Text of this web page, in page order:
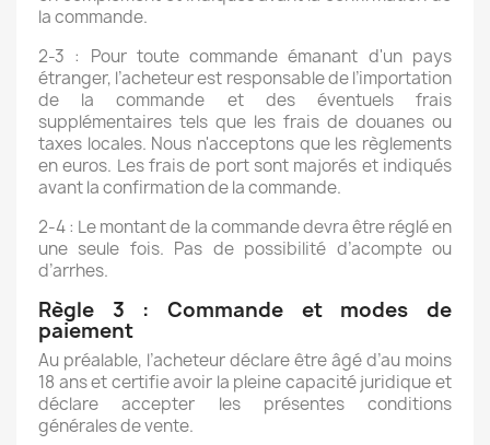
la commande.
2-3 : Pour toute commande émanant d'un pays
étranger, l’acheteur est responsable de l’importation
de la commande et des éventuels frais
supplémentaires tels que les frais de douanes ou
taxes locales. Nous n'acceptons que les règlements
en euros. Les frais de port sont majorés et indiqués
avant la confirmation de la commande.
2-4 : Le montant de la commande devra être réglé en
une seule fois. Pas de possibilité d’acompte ou
d’arrhes.
Règle 3 : Commande et modes de
paiement
Au préalable, l’acheteur déclare être âgé d’au moins
18 ans et certifie avoir la pleine capacité juridique et
déclare accepter les présentes conditions
générales de vente.